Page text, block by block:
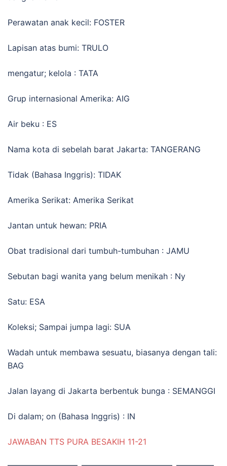
Perawatan anak kecil: FOSTER
Lapisan atas bumi: TRULO
mengatur; kelola : TATA
Grup internasional Amerika: AIG
Air beku : ES
Nama kota di sebelah barat Jakarta: TANGERANG
Tidak (Bahasa Inggris): TIDAK
Amerika Serikat: Amerika Serikat
Jantan untuk hewan: PRIA
Obat tradisional dari tumbuh-tumbuhan : JAMU
Sebutan bagi wanita yang belum menikah : Ny
Satu: ESA
Koleksi; Sampai jumpa lagi: SUA
Wadah untuk membawa sesuatu, biasanya dengan tali:
BAG
Jalan layang di Jakarta berbentuk bunga : SEMANGGI
Di dalam; on (Bahasa Inggris) : IN
JAWABAN TTS PURA BESAKIH 11-21